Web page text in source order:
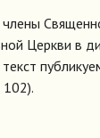
члены
Церкви в